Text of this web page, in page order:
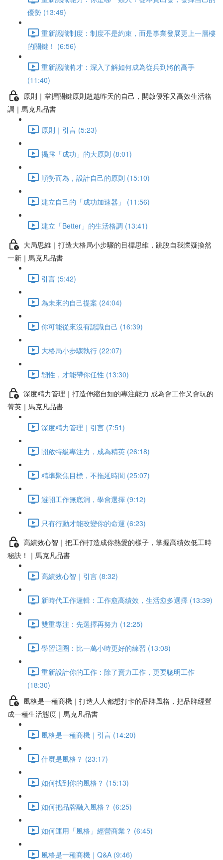
優勢 (13:49)
重新認識制度：制度不是約束，而是事業發展更上一層樓
的關鍵！ (6:56)
重新認識將才：深入了解如何成為從兵到將的高手
(11:40)
原則｜掌握關鍵原則超越昨天的自己，開啟優雅又高效生活格
調｜馬克凡品書
原則｜引言 (5:23)
揭露「成功」的大原則 (8:01)
順勢而為，設計自己的原則 (15:10)
建立自己的「成功加速器」 (11:56)
建立「Better」的生活格調 (13:41)
大局思維｜打造大格局小步驟的目標思維，跳脫自我懷疑換然
一新｜馬克凡品書
引言 (5:42)
為未來的自己提案 (24:04)
你可能從來沒有認識自己 (16:39)
大格局小步驟執行 (22:07)
韌性，才能帶你任性 (13:30)
深度精力管理｜打造伸縮自如的專注能力 成為會工作又會玩的
菁英｜馬克凡品書
深度精力管理｜引言 (7:51)
開啟特級專注力，成為精英 (26:18)
精準聚焦目標，不拖延時間 (25:07)
避開工作無底洞，學會選擇 (9:12)
只有行動才能改變你的命運 (6:23)
高績效心智｜把工作打造成你熱愛的樣子，掌握高績效低工時
秘訣！｜馬克凡品書
高績效心智｜引言 (8:32)
新時代工作邏輯：工作愈高績效，生活愈多選擇 (13:39)
雙重專注：先選擇再努力 (12:25)
學習迴圈：比一萬小時更好的練習 (13:08)
重新設計你的工作：除了賣力工作，更要聰明工作
(18:30)
風格是一種商機｜打造人人都想打卡的品牌風格，把品牌經營
成一種生活態度｜馬克凡品書
風格是一種商機｜引言 (14:20)
什麼是風格？ (23:17)
如何找到你的風格？ (15:13)
如何把品牌融入風格？ (6:25)
如何運用「風格」經營商業？ (6:45)
風格是一種商機｜Q&A (9:46)